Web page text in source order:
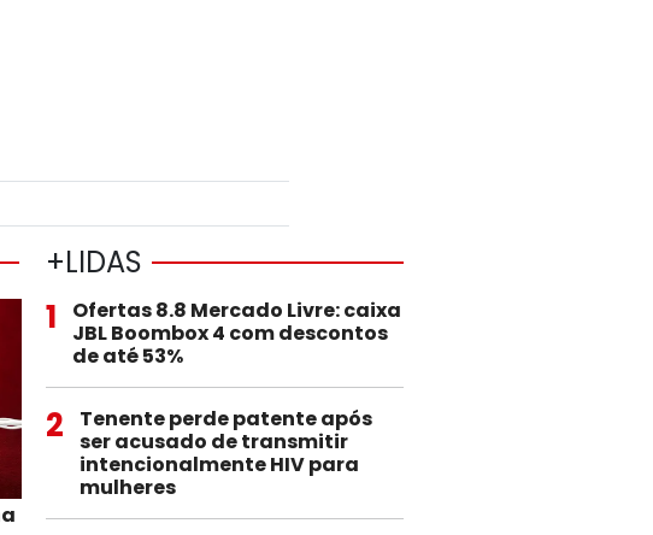
+LIDAS
1
Ofertas 8.8 Mercado Livre: caixa
JBL Boombox 4 com descontos
de até 53%
2
Tenente perde patente após
ser acusado de transmitir
intencionalmente HIV para
mulheres